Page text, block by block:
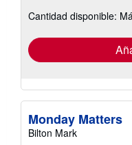
Cantidad disponible:
Monday Matters
Bilton Mark